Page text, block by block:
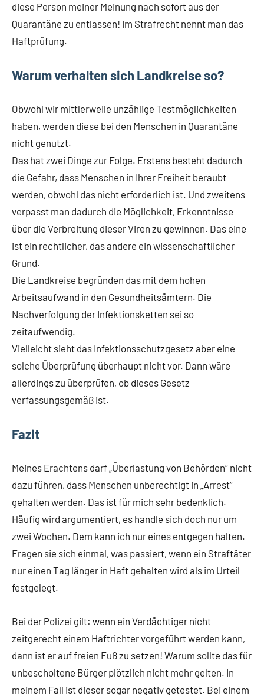
diese Person meiner Meinung nach sofort aus der
Quarantäne zu entlassen! Im Strafrecht nennt man das
Haftprüfung.
Warum verhalten sich Landkreise so?
Obwohl wir mittlerweile unzählige Testmöglichkeiten
haben, werden diese bei den Menschen in Quarantäne
nicht genutzt.
Das hat zwei Dinge zur Folge. Erstens besteht dadurch
die Gefahr, dass Menschen in Ihrer Freiheit beraubt
werden, obwohl das nicht erforderlich ist. Und zweitens
verpasst man dadurch die Möglichkeit, Erkenntnisse
über die Verbreitung dieser Viren zu gewinnen. Das eine
ist ein rechtlicher, das andere ein wissenschaftlicher
Grund.
Die Landkreise begründen das mit dem hohen
Arbeitsaufwand in den Gesundheitsämtern. Die
Nachverfolgung der Infektionsketten sei so
zeitaufwendig.
Vielleicht sieht das Infektionsschutzgesetz aber eine
solche Überprüfung überhaupt nicht vor. Dann wäre
allerdings zu überprüfen, ob dieses Gesetz
verfassungsgemäß ist.
Fazit
Meines Erachtens darf „Überlastung von Behörden“ nicht
dazu führen, dass Menschen unberechtigt in „Arrest“
gehalten werden. Das ist für mich sehr bedenklich.
Häufig wird argumentiert, es handle sich doch nur um
zwei Wochen. Dem kann ich nur eines entgegen halten.
Fragen sie sich einmal, was passiert, wenn ein Straftäter
nur einen Tag länger in Haft gehalten wird als im Urteil
festgelegt.
Bei der Polizei gilt: wenn ein Verdächtiger nicht
zeitgerecht einem Haftrichter vorgeführt werden kann,
dann ist er auf freien Fuß zu setzen! Warum sollte das für
unbescholtene Bürger plötzlich nicht mehr gelten. In
meinem Fall ist dieser sogar negativ getestet. Bei einem